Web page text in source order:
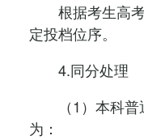
根据考生高
定投档位序。
4.同分处理
（1）本科
为：